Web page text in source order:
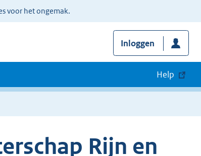
voor het ongemak.
Inloggen
Help
Rijn en